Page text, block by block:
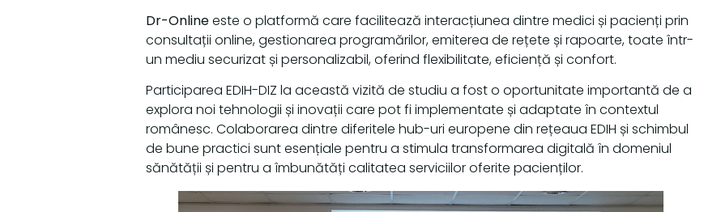
Dr-Onlineeste o platformă care facilitează interacțiunea dintre medici și pacienți prin
consultații online, gestionarea programărilor, emiterea de rețete și rapoarte, toate într-
un mediu securizat și personalizabil, oferind flexibilitate, eficiență și confort.
Participarea EDIH-DIZ la această vizită de studiu a fost o oportunitate importantă de a
explora noi tehnologii și inovații care pot fi implementate și adaptate în contextul
românesc. Colaborarea dintre diferitele hub-uri europene din rețeaua EDIH și schimbul
de bune practici sunt esențiale pentru a stimula transformarea digitală în domeniul
sănătății și pentru a îmbunătăți calitatea serviciilor oferite pacienților.